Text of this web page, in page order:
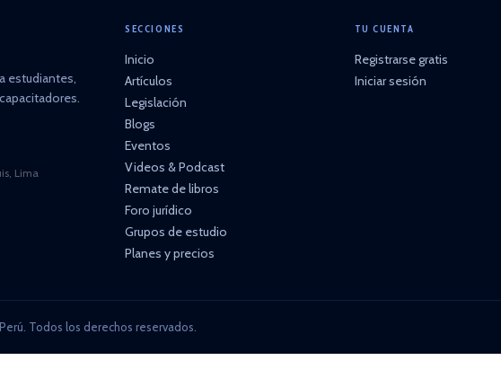
estudiantes,
Lima
SECCIONES
Inicio
Artículos
Legislación
Blogs
Eventos
Videos & Podcast
Remate de libros
Foro jurídico
Grupos de estudio
Planes y precios
TU CUENTA
Registrarse gratis
Iniciar sesión
Todos los derechos reservados.